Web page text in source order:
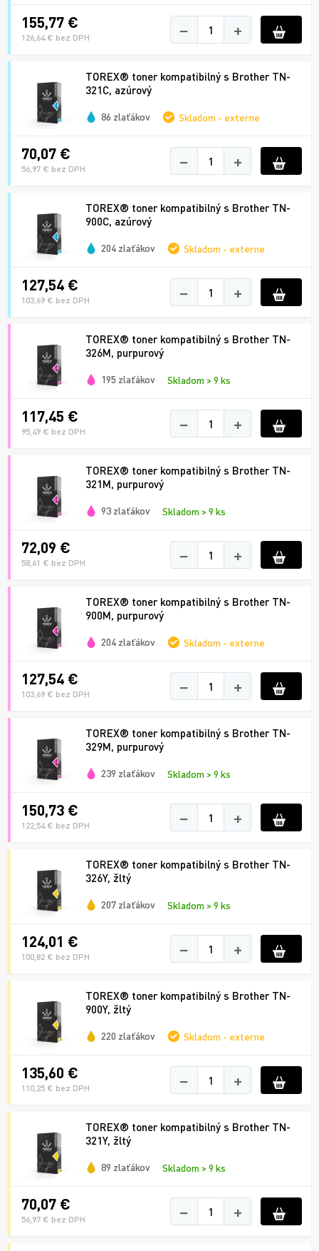
155,77 €
126,64 € bez DPH − +
TOREX® toner kompatibilný s Brother TN-
321C, azúrový
86 zlaťákov Skladom - externe
70,07 €
56,97 € bez DPH − +
TOREX® toner kompatibilný s Brother TN-
900C, azúrový
204 zlaťákov Skladom - externe
127,54 €
103,69 € bez DPH − +
TOREX® toner kompatibilný s Brother TN-
326M, purpurový
195 zlaťákov Skladom > 9 ks
117,45 €
95,49 € bez DPH − +
TOREX® toner kompatibilný s Brother TN-
321M, purpurový
93 zlaťákov Skladom > 9 ks
72,09 €
58,61 € bez DPH − +
TOREX® toner kompatibilný s Brother TN-
900M, purpurový
204 zlaťákov Skladom - externe
127,54 €
103,69 € bez DPH − +
TOREX® toner kompatibilný s Brother TN-
329M, purpurový
239 zlaťákov Skladom > 9 ks
150,73 €
122,54 € bez DPH − +
TOREX® toner kompatibilný s Brother TN-
326Y, žltý
207 zlaťákov Skladom > 9 ks
124,01 €
100,82 € bez DPH − +
TOREX® toner kompatibilný s Brother TN-
900Y, žltý
220 zlaťákov Skladom - externe
135,60 €
110,25 € bez DPH − +
TOREX® toner kompatibilný s Brother TN-
321Y, žltý
89 zlaťákov Skladom > 9 ks
70,07 €
56,97 € bez DPH − +